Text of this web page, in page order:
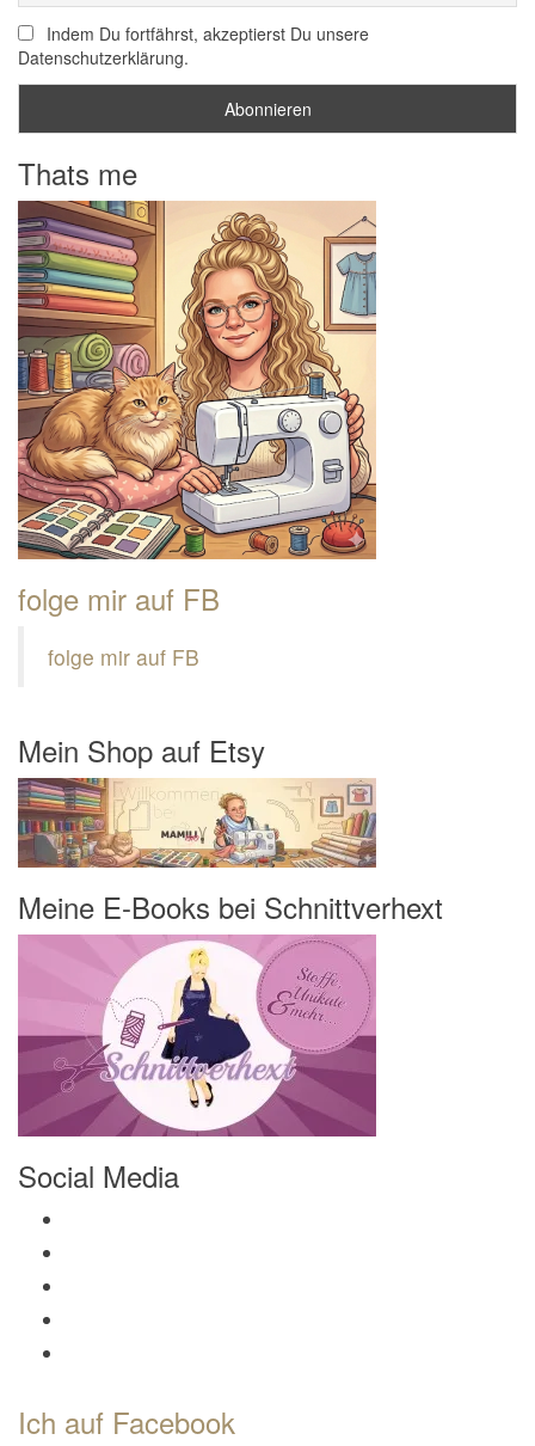
Indem Du fortfährst, akzeptierst Du unsere
Datenschutzerklärung.
Thats me
folge mir auf FB
folge mir auf FB
Mein Shop auf Etsy
Meine E-Books bei Schnittverhext
Social Media
Ich auf Facebook